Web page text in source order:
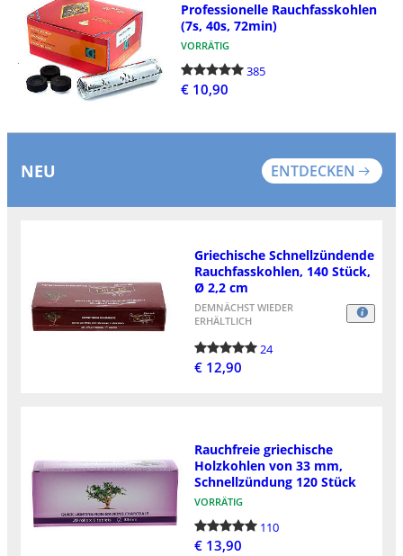
Professionelle Rauchfasskohlen
(7s, 40s, 72min)
VORRÄTIG
385
€ 10,90
NEU ENTDECKEN
Griechische Schnellzündende
Rauchfasskohlen, 140 Stück,
Ø 2,2 cm
DEMNÄCHST WIEDER
ERHÄLTLICH
24
€ 12,90
Rauchfreie griechische
Holzkohlen von 33 mm,
Schnellzündung 120 Stück
VORRÄTIG
110
€ 13,90